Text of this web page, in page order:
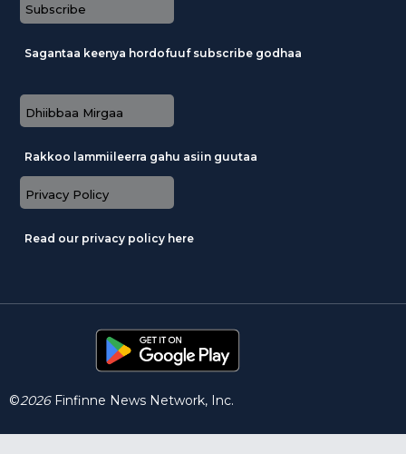
Subscribe
Sagantaa keenya hordofuuf subscribe godhaa
Dhiibbaa Mirgaa
Rakkoo lammiileerra gahu asiin guutaa
Privacy Policy
Read our privacy policy here
©2026 Finfinne News Network, Inc.